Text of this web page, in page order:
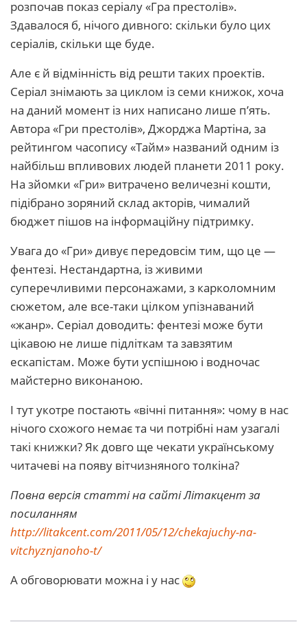
розпочав показ серіалу «Гра престолів».
Здавалося б, нічого дивного: скільки було цих
серіалів, скільки ще буде.
Але є й відмінність від решти таких проектів.
Серіал знімають за циклом із семи книжок, хоча
на даний момент із них написано лише п’ять.
Автора «Гри престолів», Джорджа Мартіна, за
рейтингом часопису «Тайм» названий одним із
найбільш впливових людей планети 2011 року.
На зйомки «Гри» витрачено величезні кошти,
підібрано зоряний склад акторів, чималий
бюджет пішов на інформаційну підтримку.
Увага до «Гри» дивує передовсім тим, що це —
фентезі. Нестандартна, із живими
суперечливими персонажами, з карколомним
сюжетом, але все-таки цілком упізнаваний
«жанр». Серіал доводить: фентезі може бути
цікавою не лише підліткам та завзятим
ескапістам. Може бути успішною і водночас
майстерно виконаною.
І тут укотре постають «вічні питання»: чому в нас
нічого схожого немає та чи потрібні нам узагалі
такі книжки? Як довго ще чекати українському
читачеві на появу вітчизняного толкіна?
Повна версія статті на сайті Літакцент за
посиланням
http://litakcent.com/2011/05/12/chekajuchy-na-
vitchyznjanoho-t/
А обговорювати можна і у нас